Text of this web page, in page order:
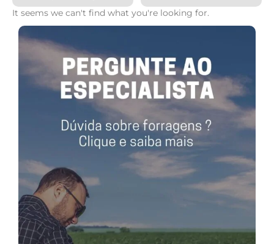
It seems we can't find what you're looking for.